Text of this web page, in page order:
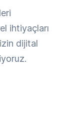
ihtiyaçları
dijital